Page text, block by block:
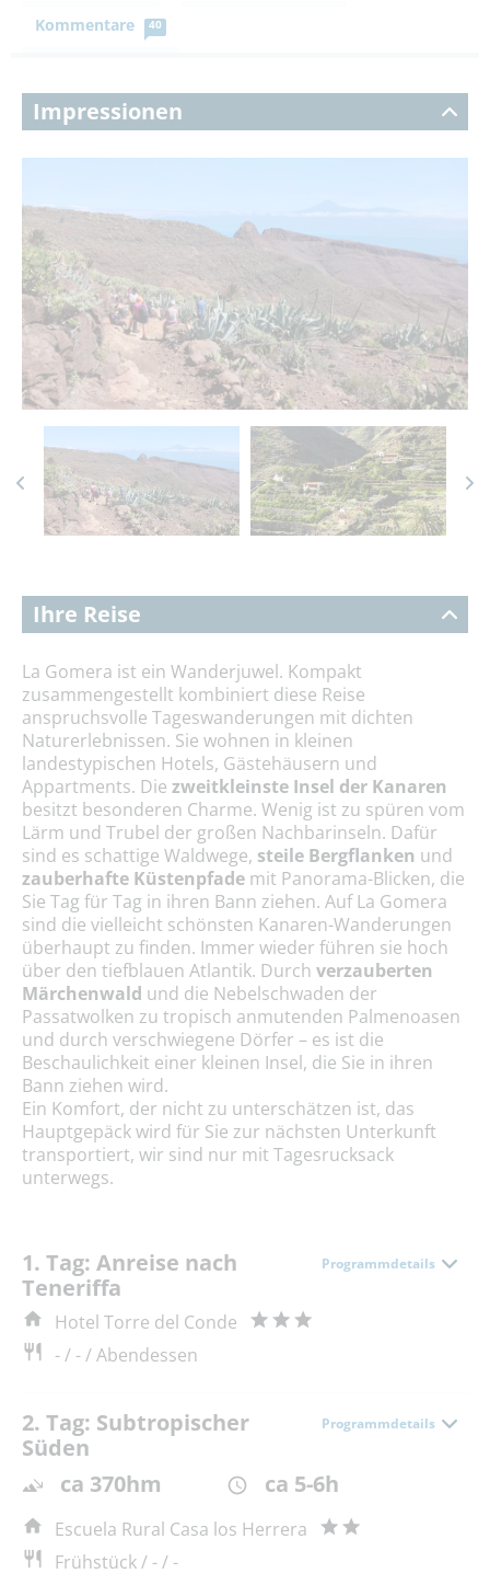
Kommentare
40
Impressionen
Ihre Reise
La Gomera ist ein Wanderjuwel. Kompakt
zusammengestellt kombiniert diese Reise
anspruchsvolle Tageswanderungen mit dichten
Naturerlebnissen. Sie wohnen in kleinen
landestypischen Hotels, Gästehäusern und
Appartments. Die zweitkleinste Insel der Kanaren
besitzt besonderen Charme. Wenig ist zu spüren vom
Lärm und Trubel der großen Nachbarinseln. Dafür
sind es schattige Waldwege, steile Bergflanken und
zauberhafte Küstenpfade mit Panorama-Blicken, die
Sie Tag für Tag in ihren Bann ziehen. Auf La Gomera
sind die vielleicht schönsten Kanaren-Wanderungen
überhaupt zu finden. Immer wieder führen sie hoch
über den tiefblauen Atlantik. Durch verzauberten
Märchenwald und die Nebelschwaden der
Passatwolken zu tropisch anmutenden Palmenoasen
und durch verschwiegene Dörfer – es ist die
Beschaulichkeit einer kleinen Insel, die Sie in ihren
Bann ziehen wird.
Ein Komfort, der nicht zu unterschätzen ist, das
Hauptgepäck wird für Sie zur nächsten Unterkunft
transportiert, wir sind nur mit Tagesrucksack
unterwegs.
1. Tag: Anreise nach
Teneriffa
Programmdetails
Hotel Torre del Conde
- / - / Abendessen
2. Tag: Subtropischer
Süden
Programmdetails
ca 370hm ca 5-6h
Escuela Rural Casa los Herrera
Frühstück / - / -